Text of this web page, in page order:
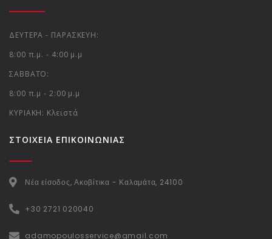
ΔΕΥΤΕΡΑ - ΠΑΡΑΣΚΕΥΗ:
8:00 π.μ. - 4:00 μ.μ
ΣΑΒΒΑΤΟ:
8:00 π.μ - 2:00 μ.μ
ΚΥΡΙΑΚΗ: Κλειστά
ΣΤΟΙΧΕΙΑ ΕΠΙΚΟΙΝΩΝΙΑΣ
Νέα είσοδος, Ακοβίτικα - Καλαμάτα, 24100
+30 2721 020040
adamopoulosservice@gmail.com